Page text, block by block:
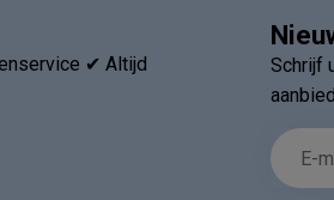
✔ Altijd
Schrijf